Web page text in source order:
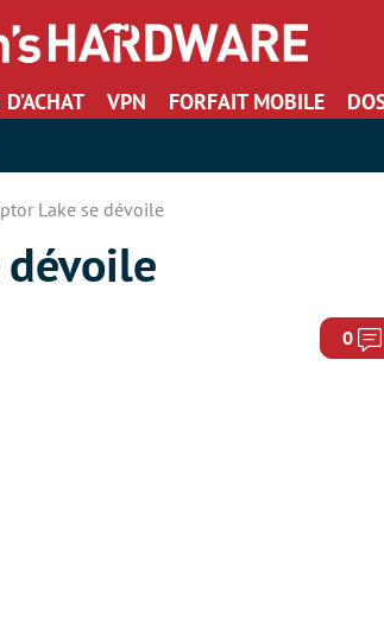
VPN FORFAIT MOBILE
Lake se dévoile
dévoile
0